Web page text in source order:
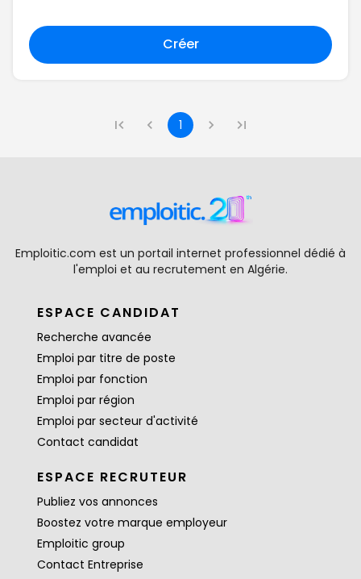
Créer
1
Emploitic.com est un portail internet professionnel dédié à
l'emploi et au recrutement en Algérie.
ESPACE CANDIDAT
Recherche avancée
Emploi par titre de poste
Emploi par fonction
Emploi par région
Emploi par secteur d'activité
Contact candidat
ESPACE RECRUTEUR
Publiez vos annonces
Boostez votre marque employeur
Emploitic group
Contact Entreprise